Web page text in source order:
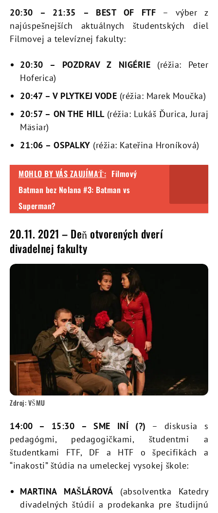
20:30 – 21:35 – BEST OF FTF – výber z
najúspešnejších aktuálnych študentských diel
Filmovej a televíznej fakulty:
20:30 – POZDRAV Z NIGÉRIE (réžia: Peter
Hoferica)
20:47 – V PLYTKEJ VODE (réžia: Marek Moučka)
20:57 – ON THE HILL (réžia: Lukáš Ďurica, Juraj
Mäsiar)
21:06 – OSPALKY (réžia: Kateřina Hroníková)
MOHLO BY VÁS ZAUJÍMAŤ: Filmový
Batman bez Nolana #3: Batman vs
Superman?
20.11. 2021 – Deň otvorených dverí
divadelnej fakulty
Zdroj: VŠMU
14:00 – 15:30 – SME INÍ (?) – diskusia s
pedagógmi, pedagogičkami, študentmi a
študentkami FTF, DF a HTF o špecifikách a
“inakosti” štúdia na umeleckej vysokej škole:
MARTINA MAŠLÁROVÁ (absolventka Katedry
divadelných štúdií a prodekanka pre študijnú